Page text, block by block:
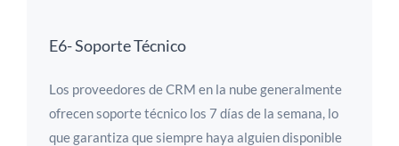
E6- Soporte Técnico
Los proveedores de CRM en la nube generalmente
ofrecen soporte técnico los 7 días de la semana, lo
que garantiza que siempre haya alguien disponible